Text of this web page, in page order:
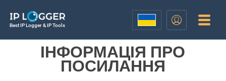
Best IP Logger & IP Tools
ІНФОРМАЦІЯ ПРО
ПОСИЛАННЯ